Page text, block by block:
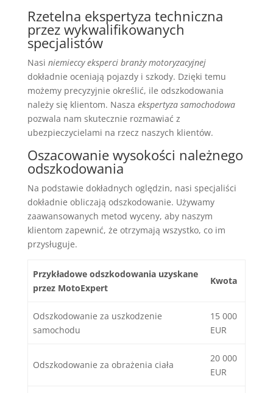
Rzetelna ekspertyza techniczna
przez wykwalifikowanych
specjalistów
Nasi niemieccy eksperci branży motoryzacyjnej
dokładnie oceniają pojazdy i szkody. Dzięki temu
możemy precyzyjnie określić, ile odszkodowania
należy się klientom. Nasza ekspertyza samochodowa
pozwala nam skutecznie rozmawiać z
ubezpieczycielami na rzecz naszych klientów.
Oszacowanie wysokości należnego
odszkodowania
Na podstawie dokładnych oględzin, nasi specjaliści
dokładnie obliczają odszkodowanie. Używamy
zaawansowanych metod wyceny, aby naszym
klientom zapewnić, że otrzymają wszystko, co im
przysługuje.
Przykładowe odszkodowania uzyskane
przez MotoExpert
Kwota
Odszkodowanie za uszkodzenie
samochodu
15 000
EUR
Odszkodowanie za obrażenia ciała
20 000
EUR